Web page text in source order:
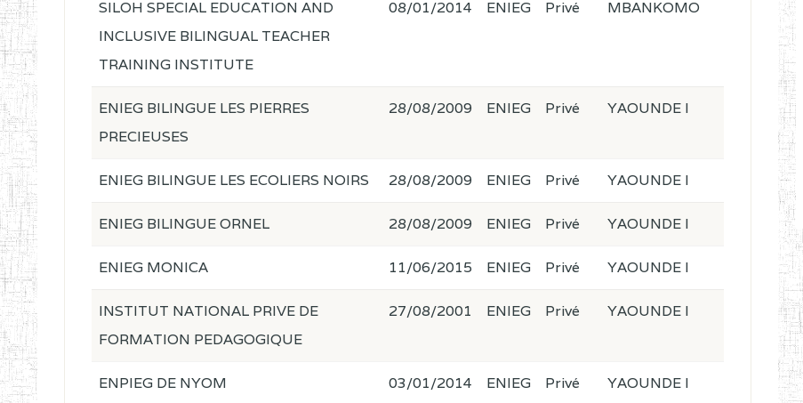
SILOH SPECIAL EDUCATION AND
INCLUSIVE BILINGUAL TEACHER
TRAINING INSTITUTE
08/01/2014 ENIEG Privé MBANKOMO
ENIEG BILINGUE LES PIERRES
PRECIEUSES
28/08/2009 ENIEG Privé YAOUNDE I
ENIEG BILINGUE LES ECOLIERS NOIRS 28/08/2009 ENIEG Privé YAOUNDE I
ENIEG BILINGUE ORNEL 28/08/2009 ENIEG Privé YAOUNDE I
ENIEG MONICA 11/06/2015 ENIEG Privé YAOUNDE I
INSTITUT NATIONAL PRIVE DE
FORMATION PEDAGOGIQUE
27/08/2001 ENIEG Privé YAOUNDE I
ENPIEG DE NYOM 03/01/2014 ENIEG Privé YAOUNDE I